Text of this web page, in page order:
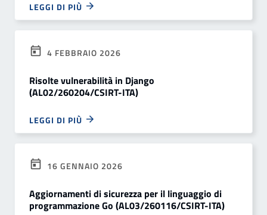
LEGGI DI PIÙ
4 FEBBRAIO 2026
Risolte vulnerabilità in Django
(AL02/260204/CSIRT-ITA)
LEGGI DI PIÙ
16 GENNAIO 2026
Aggiornamenti di sicurezza per il linguaggio di
programmazione Go (AL03/260116/CSIRT-ITA)